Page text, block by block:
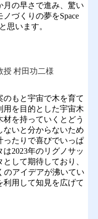
月の早さで進み、驚い
づくりの夢をSpace
思います。
授 村田功二様
もと宇宙で木を育て
用を目的とした宇宙木
を持っていくとどう
ないと分からないため
ったりで喜びでいっぱ
2023年のリグノサッ
して期待しており、
のアイデアが沸いてい
利用して知見を広げて